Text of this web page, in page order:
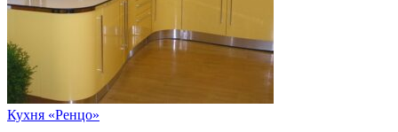
Кухня «Ренцо»